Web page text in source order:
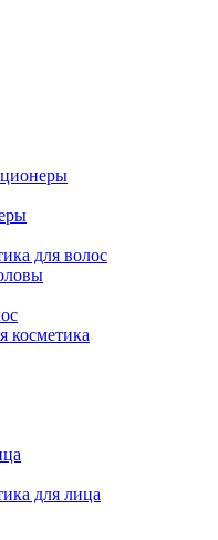
для волос
косметика
для лица